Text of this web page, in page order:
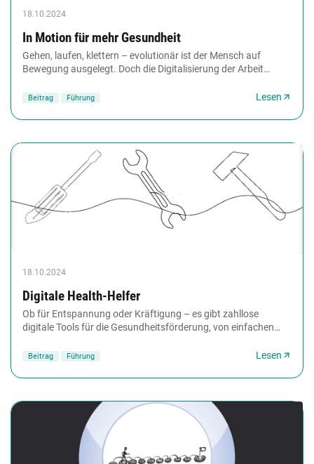
18.10.2024
In Motion für mehr Gesundheit
Gehen, laufen, klettern – evolutionär ist der Mensch auf
Bewegung ausgelegt. Doch die Digitalisierung der Arbeit
Beitrag Führung Lesen
18.10.2024
Digitale Health-Helfer
Ob für Entspannung oder Kräftigung – es gibt zahllose
digitale Tools für die Gesundheitsförderung, von einfachen
Beitrag Führung Lesen